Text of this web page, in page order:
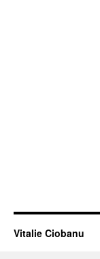
Vitalie Ciobanu